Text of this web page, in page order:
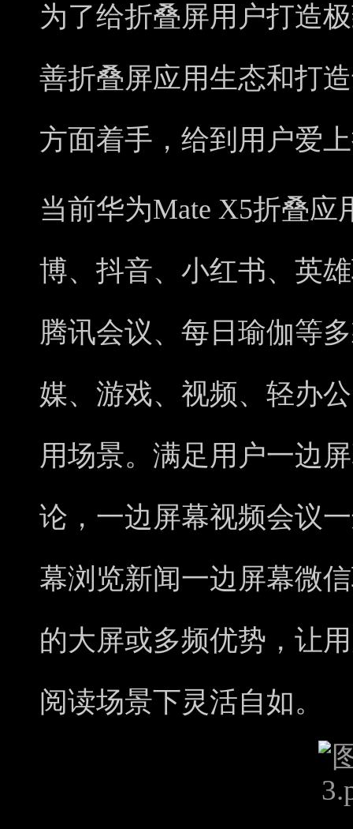
为了给折叠屏用户打造
善折叠屏应用生态和打
方面着手，给到用户爱
当前华为Mate X5折叠
博、抖音、小红书、英
腾讯会议、每日瑜伽等
媒、游戏、视频、轻办
用场景。满足用户一边
论，一边屏幕视频会议
幕浏览新闻一边屏幕微
的大屏或多频优势，让
阅读场景下灵活自如。